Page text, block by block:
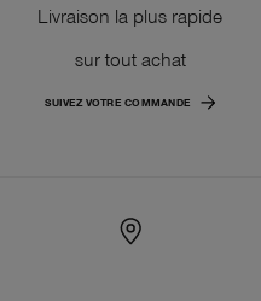
Livraison la plus rapide
sur tout achat
SUIVEZ VOTRE COMMANDE